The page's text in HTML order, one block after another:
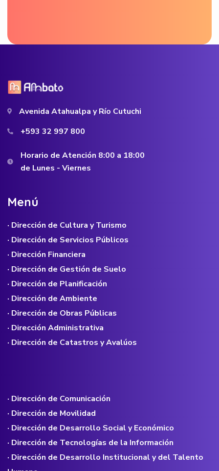
Avenida Atahualpa y Río Cutuchi
+593 32 997 800
Horario de Atención 8:00 a 18:00
de Lunes - Viernes
Menú
· Dirección de Cultura y Turismo
· Dirección de Servicios Públicos
· Dirección Financiera
· Dirección de Gestión de Suelo
· Dirección de Planificación
· Dirección de Ambiente
· Dirección de Obras Públicas
· Dirección Administrativa
· Dirección de Catastros y Avalúos
· Dirección de Comunicación
· Dirección de Movilidad
· Dirección de Desarrollo Social y Económico
· Dirección de Tecnologías de la Información
· Dirección de Desarrollo Institucional y del Talento